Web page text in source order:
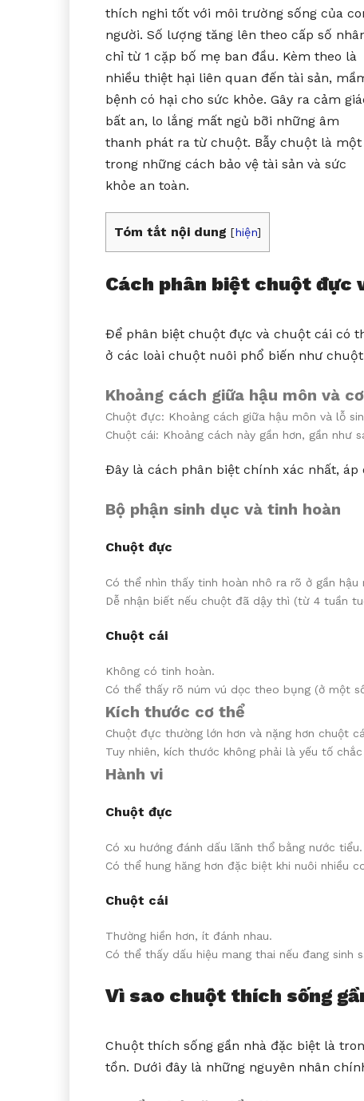
thích nghi tốt với môi trường sống của
người. Số lượng tăng lên theo cấp số
chỉ từ 1 cặp bố mẹ ban đầu. Kèm theo là
nhiều thiệt hại liên quan đến tài sản,
bệnh có hại cho sức khỏe. Gây ra cảm
bất an, lo lắng mất ngủ bỡi những âm
thanh phát ra từ chuột. Bẫy chuột là một
trong những cách bảo vệ tài sản và sức
khỏe an toàn.
Tóm tắt nội dung [hiện]
Cách phân biệt chuột đực
Để phân biệt chuột đực và chuột cái có
ở các loài chuột nuôi phổ biến như
Khoảng cách giữa hậu môn và
Chuột đực: Khoảng cách giữa hậu môn và lỗ
Chuột cái: Khoảng cách này gần hơn, gần như
Đây là cách phân biệt chính xác nhất,
Bộ phận sinh dục và tinh hoàn
Chuột đực
Có thể nhìn thấy tinh hoàn nhô ra rõ ở gần hậu
Dễ nhận biết nếu chuột đã dậy thì (từ 4 tuần
Chuột cái
Không có tinh hoàn.
Có thể thấy rõ núm vú dọc theo bụng (ở một
Kích thước cơ thể
Chuột đực thường lớn hơn và nặng hơn chuột
Tuy nhiên, kích thước không phải là yếu tố
Hành vi
Chuột đực
Có xu hướng đánh dấu lãnh thổ bằng nước tiểu.
Có thể hung hăng hơn đặc biệt khi nuôi nhiều
Chuột cái
Thường hiền hơn, ít đánh nhau.
Có thể thấy dấu hiệu mang thai nếu đang sinh
Vì sao chuột thích sống
Chuột thích sống gần nhà đặc biệt là
tồn. Dưới đây là những nguyên nhân